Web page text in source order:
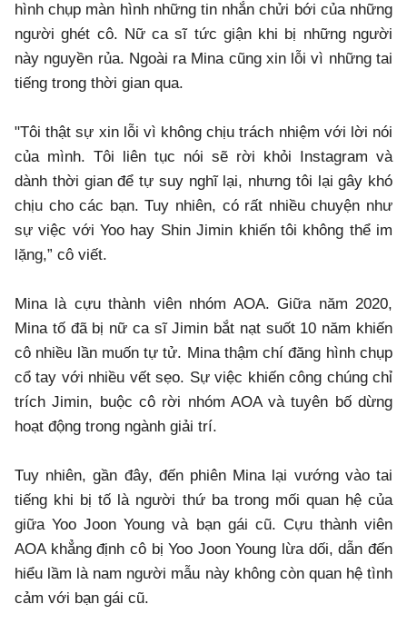
hình chụp màn hình những tin nhắn chửi bới của những
người ghét cô. Nữ ca sĩ tức giận khi bị những người
này nguyền rủa. Ngoài ra Mina cũng xin lỗi vì những tai
tiếng trong thời gian qua.
"Tôi thật sự xin lỗi vì không chịu trách nhiệm với lời nói
của mình. Tôi liên tục nói sẽ rời khỏi Instagram và
dành thời gian để tự suy nghĩ lại, nhưng tôi lại gây khó
chịu cho các bạn. Tuy nhiên, có rất nhiều chuyện như
sự việc với Yoo hay Shin Jimin khiến tôi không thể im
lặng,” cô viết.
Mina là cựu thành viên nhóm AOA. Giữa năm 2020,
Mina tố đã bị nữ ca sĩ Jimin bắt nạt suốt 10 năm khiến
cô nhiều lần muốn tự tử. Mina thậm chí đăng hình chụp
cổ tay với nhiều vết sẹo. Sự việc khiến công chúng chỉ
trích Jimin, buộc cô rời nhóm AOA và tuyên bố dừng
hoạt động trong ngành giải trí.
Tuy nhiên, gần đây, đến phiên Mina lại vướng vào tai
tiếng khi bị tố là người thứ ba trong mối quan hệ của
giữa Yoo Joon Young và bạn gái cũ. Cựu thành viên
AOA khẳng định cô bị Yoo Joon Young lừa dối, dẫn đến
hiểu lầm là nam người mẫu này không còn quan hệ tình
cảm với bạn gái cũ.